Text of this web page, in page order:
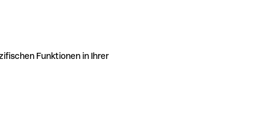
Funktionen in Ihrer